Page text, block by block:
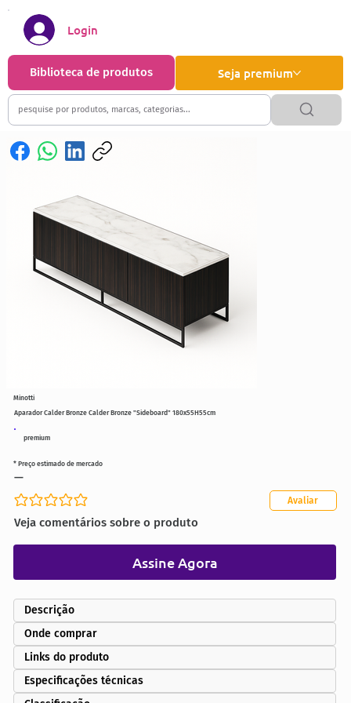
Seja premium
Biblioteca de produtos
Login
premium
Aparador Calder Bronze Calder Bronze "Sideboard" 180x55H55cm
Assine Agora
Ainda sem avaliações
Veja comentários sobre o produto
Avaliar
* Preço estimado de mercado
—
Minotti
Descrição
Onde comprar
Links do produto
Especificações técnicas